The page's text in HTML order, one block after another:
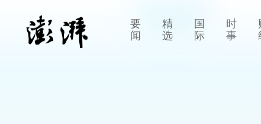
要
闻
精
选
国
际
时
事